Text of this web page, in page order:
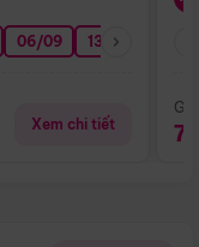
06/09 13/09
Xem chi tiết